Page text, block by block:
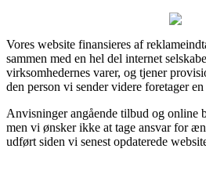
Vores website finansieres af
sammen med en hel del internet
virksomhedernes varer, og tjener
den person vi sender videre foretager
Anvisninger angående tilbud og online
men vi ønsker ikke at tage ansvar for
udført siden vi senest opdaterede